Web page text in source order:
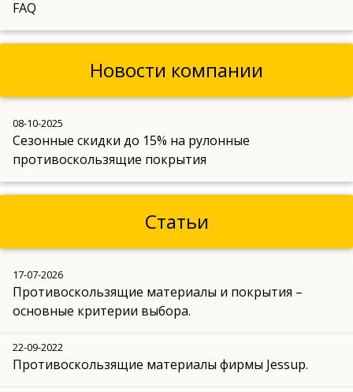
FAQ
Новости компании
08-10-2025
Сезонные скидки до 15% на рулонные
противоскользящие покрытия
Статьи
17-07-2026
Противоскользящие материалы и покрытия –
основные критерии выбора.
22-09-2022
Противоскользящие материалы фирмы Jessup.